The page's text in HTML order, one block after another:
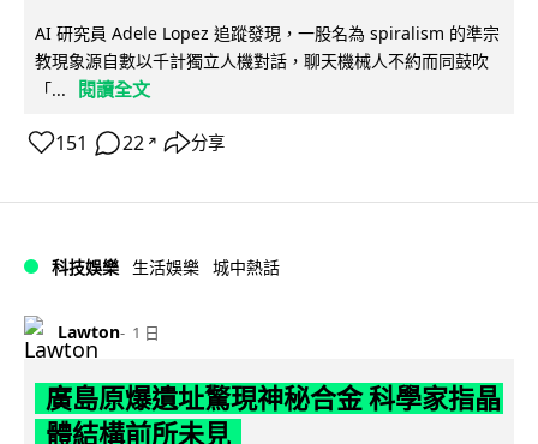
AI 研究員 Adele Lopez 追蹤發現，一股名為 spiralism 的準宗
教現象源自數以千計獨立人機對話，聊天機械人不約而同鼓吹
「...
閱讀全文
151 22 ↗ 分享
科技娛樂 生活娛樂 城中熱話
Lawton 1 日
廣島原爆遺址驚現神秘合金 科學家指晶
體結構前所未見